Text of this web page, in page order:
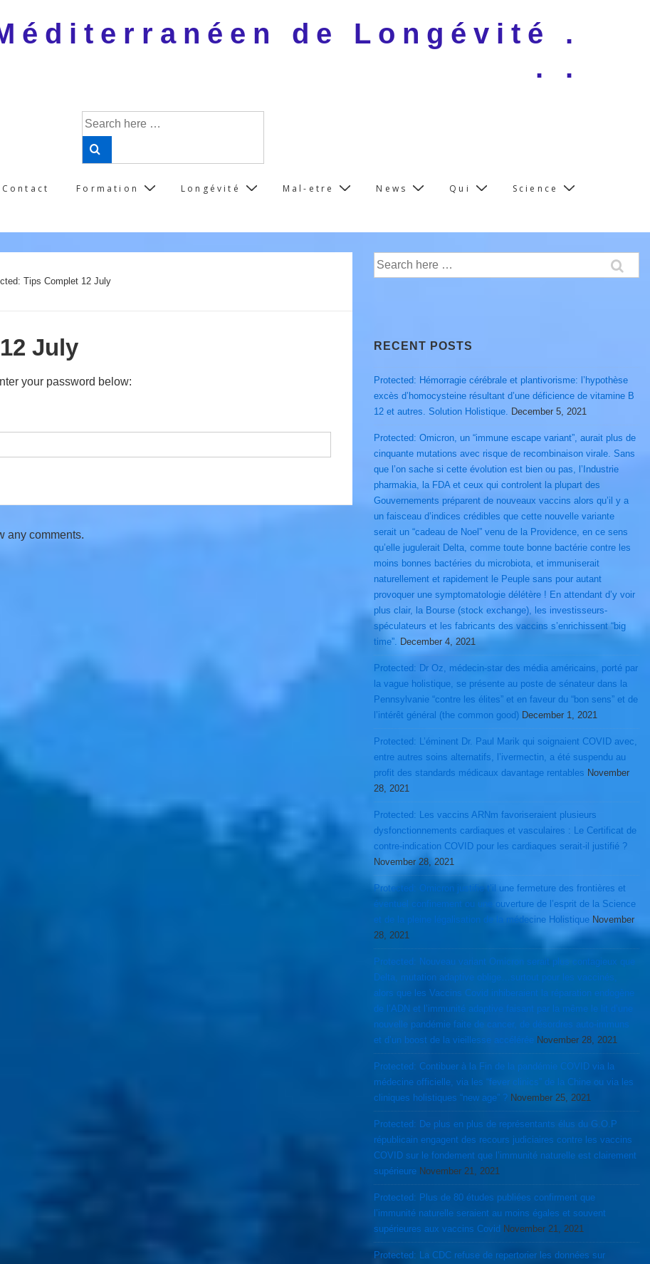
de Longévité .
. .
Search
for:
Contact Formation Longévité Mal-etre News Qui Science
Tips Complet 12 July
July
your password below:
any comments.
Search
for:
RECENT POSTS
Protected: Hémorragie cérébrale et plantivorisme: l’hypothèse
excès d’homocysteine résultant d’une déficience de vitamine B
12 et autres. Solution Holistique. December 5, 2021
Protected: Omicron, un “immune escape variant”, aurait plus de
cinquante mutations avec risque de recombinaison virale. Sans
que l’on sache si cette évolution est bien ou pas, l’Industrie
pharmakia, la FDA et ceux qui controlent la plupart des
Gouvernements préparent de nouveaux vaccins alors qu’il y a
un faisceau d’indices crédibles que cette nouvelle variante
serait un “cadeau de Noel” venu de la Providence, en ce sens
qu’elle jugulerait Delta, comme toute bonne bactérie contre les
moins bonnes bactéries du microbiota, et immuniserait
naturellement et rapidement le Peuple sans pour autant
provoquer une symptomatologie délétère ! En attendant d’y voir
plus clair, la Bourse (stock exchange), les investisseurs-
spéculateurs et les fabricants des vaccins s’enrichissent “big
time”. December 4, 2021
Protected: Dr Oz, médecin-star des média américains, porté par
la vague holistique, se présente au poste de sénateur dans la
Pennsylvanie “contre les élites” et en faveur du “bon sens” et de
l’intérêt général (the common good) December 1, 2021
Protected: L’éminent Dr. Paul Marik qui soignaient COVID avec,
entre autres soins alternatifs, l’ivermectin, a été suspendu au
profit des standards médicaux davantage rentables November
28, 2021
Protected: Les vaccins ARNm favoriseraient plusieurs
dysfonctionnements cardiaques et vasculaires : Le Certificat de
contre-indication COVID pour les cardiaques serait-il justifié ?
November 28, 2021
Protected: Omicron justifie t’il une fermeture des frontières et
éventuel confinement ou une ouverture de l’esprit de la Science
et de la pleine légalisation de la médecine Holistique November
28, 2021
Protected: Nouveau variant Omicron serait plus contagieux que
Delta, mutation adaptive oblige…surtout pour les vaccinés,
alors que les Vaccins Covid inhiberaient la réparation endogène
de l’ADN et l’immunité adaptive faisant par la même le lit d’une
nouvelle pandémie faite de cancer, de désordres auto-immuns
et d’un boost de la vieillesse accélérée November 28, 2021
Protected: Contibuer à la Fin de la pandémie COVID via la
médecine officielle, via les “fever clinics” de la Chine ou via les
cliniques holistiques “new age” ? November 25, 2021
Protected: De plus en plus de représentants élus du G.O.P
républicain engagent des recours judiciaires contre les vaccins
COVID sur le fondement que l’immunité naturelle est clairement
supérieure November 21, 2021
Protected: Plus de 80 études publiées confirment que
l’immunité naturelle seraient au moins égales et souvent
supérieures aux vaccins Covid November 21, 2021
Protected: La CDC refuse de repertorier les données sur